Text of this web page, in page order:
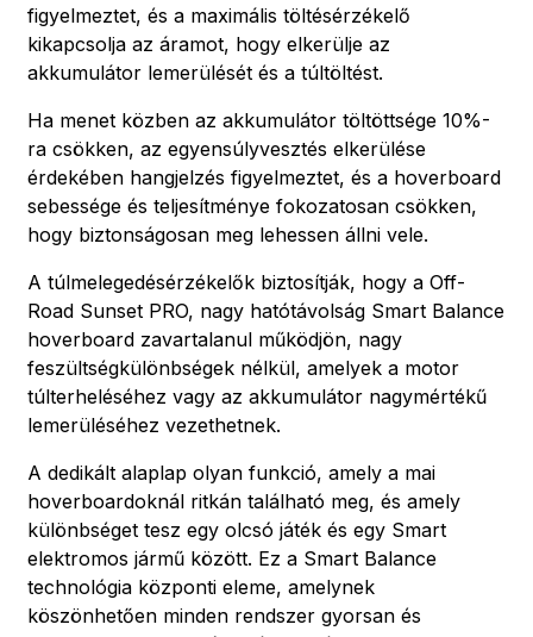
figyelmeztet, és a maximális töltésérzékelő
kikapcsolja az áramot, hogy elkerülje az
akkumulátor lemerülését és a túltöltést.
Ha menet közben az akkumulátor töltöttsége 10%-
ra csökken, az egyensúlyvesztés elkerülése
érdekében hangjelzés figyelmeztet, és a hoverboard
sebessége és teljesítménye fokozatosan csökken,
hogy biztonságosan meg lehessen állni vele.
A túlmelegedésérzékelők biztosítják, hogy a Off-
Road Sunset PRO, nagy hatótávolság Smart Balance
hoverboard zavartalanul működjön, nagy
feszültségkülönbségek nélkül, amelyek a motor
túlterheléséhez vagy az akkumulátor nagymértékű
lemerüléséhez vezethetnek.
A dedikált alaplap olyan funkció, amely a mai
hoverboardoknál ritkán található meg, és amely
különbséget tesz egy olcsó játék és egy Smart
elektromos jármű között. Ez a Smart Balance
technológia központi eleme, amelynek
köszönhetően minden rendszer gyorsan és